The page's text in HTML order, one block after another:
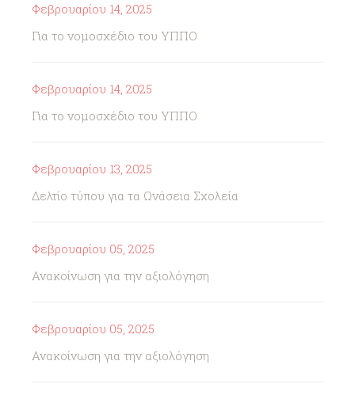
Φεβρουαρίου 14, 2025
Για το νομοσχέδιο του ΥΠΠΟ
Φεβρουαρίου 14, 2025
Για το νομοσχέδιο του ΥΠΠΟ
Φεβρουαρίου 13, 2025
Δελτίο τύπου για τα Ωνάσεια Σχολεία
Φεβρουαρίου 05, 2025
Ανακοίνωση για την αξιολόγηση
Φεβρουαρίου 05, 2025
Ανακοίνωση για την αξιολόγηση